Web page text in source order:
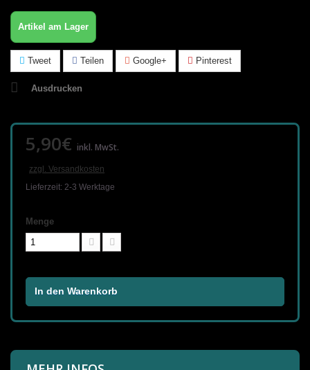
Artikel am Lager
Tweet Teilen Google+ Pinterest
Ausdrucken
5,90€ inkl. MwSt.
zzgl. Versandkosten
Lieferzeit: 2-3 Werktage
Menge
In den Warenkorb